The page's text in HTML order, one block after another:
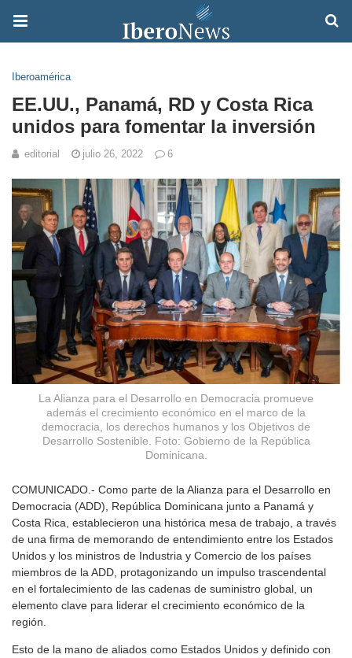
Iberoamérica
EE.UU., Panamá, RD y Costa Rica
unidos para fomentar la inversión
editorial julio 26, 2022 6
La Alianza para el Desarrollo en Democracia promueve
además el crecimiento económico en el marco de la
democracia, los derechos humanos y los Objetivos de
Desarrollo Sostenible. Foto: Gobierno de la República
Dominicana.
COMUNICADO.- Como parte de la Alianza para el Desarrollo en
Democracia (ADD), República Dominicana junto a Panamá y
Costa Rica, establecieron una histórica mesa de trabajo, a través
de una firma de memorando de entendimiento entre los Estados
Unidos y los ministros de Industria y Comercio de los países
miembros de la ADD, protagonizando un impulso trascendental
en el fortalecimiento de las cadenas de suministro global, un
elemento clave para liderar el crecimiento económico de la
región.
Esto de la mano de aliados como Estados Unidos y definido con